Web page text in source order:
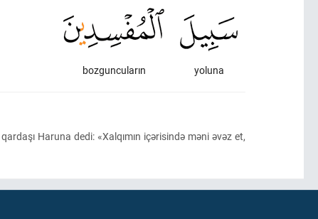
yoluna
bozguncuların
Haruna dedi: «Xalqımın içərisində məni əvəz et,